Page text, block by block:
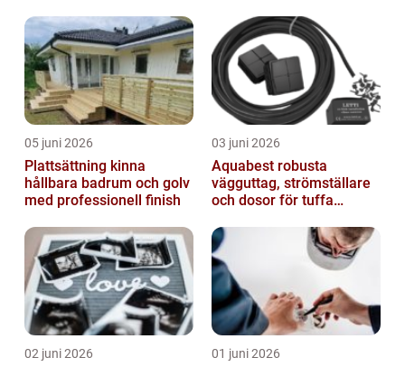
05 juni 2026
Plattsättning kinna
hållbara badrum och golv
med professionell finish
03 juni 2026
Aquabest robusta
vägguttag, strömställare
och dosor för tuffa
02 juni 2026 01 juni 2026